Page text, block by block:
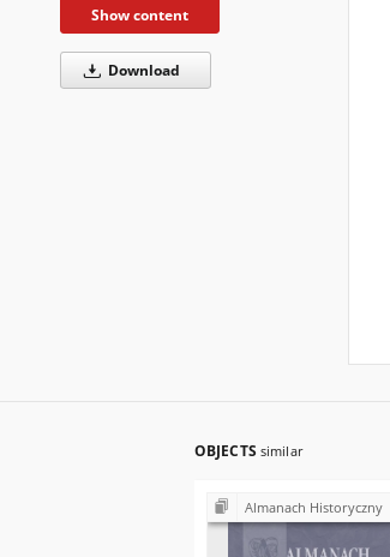
Show content
Download
OBJECTS similar
Almanach Historyczny